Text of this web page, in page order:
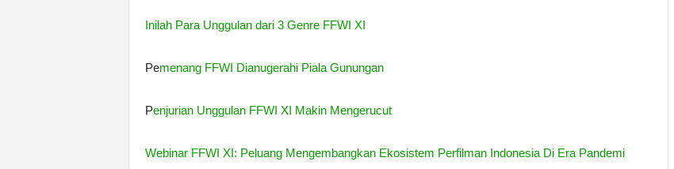
Inilah Para Unggulan dari 3 Genre FFWI XI
Pemenang FFWI Dianugerahi Piala Gunungan
Penjurian Unggulan FFWI XI Makin Mengerucut
Webinar FFWI XI: Peluang Mengembangkan Ekosistem Perfilman Indonesia Di Era Pandemi